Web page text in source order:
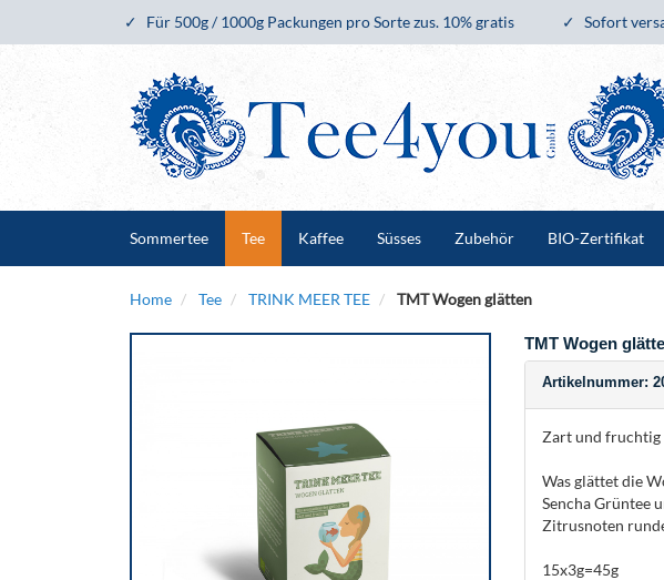
Für 500g / 1000g Packungen pro Sorte zus. 10% gratis Sofort
Sommertee Tee Kaffee Süsses Zubehör BIO-Zertifikat
Home Tee TRINK MEER TEE TMT Wogen glätten
TMT Wogen
Artikelnummer:
Zart und fruchtig
Was glättet die
Sencha Grüntee
Zitrusnoten
15x3g=45g